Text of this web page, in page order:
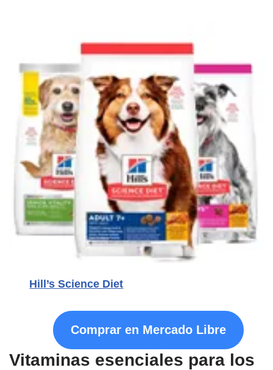
Hill’s Science Diet
Comprar en Mercado Libre
Vitaminas esenciales para los